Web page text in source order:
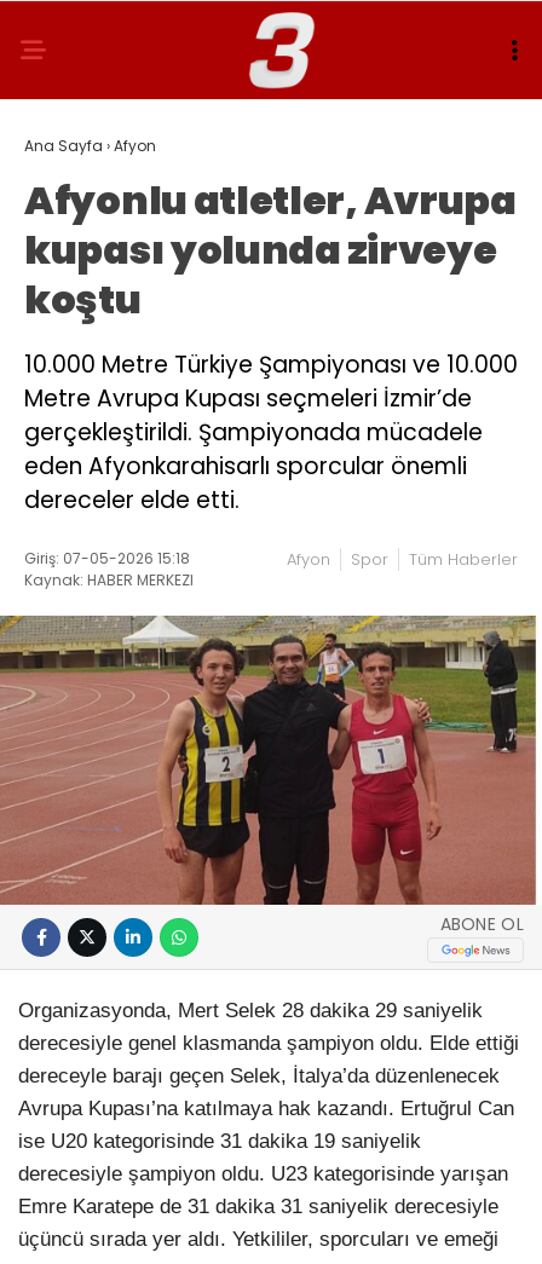
Ana Sayfa ›Afyon
Afyonlu atletler, Avrupa
kupası yolunda zirveye
koştu
10.000 Metre Türkiye Şampiyonası ve 10.000
Metre Avrupa Kupası seçmeleri İzmir’de
gerçekleştirildi. Şampiyonada mücadele
eden Afyonkarahisarlı sporcular önemli
dereceler elde etti.
Giriş: 07-05-2026 15:18
Kaynak: HABER MERKEZI
Afyon Spor Tüm Haberler
ABONE OL
Organizasyonda, Mert Selek 28 dakika 29 saniyelik
derecesiyle genel klasmanda şampiyon oldu. Elde ettiği
dereceyle barajı geçen Selek, İtalya’da düzenlenecek
Avrupa Kupası’na katılmaya hak kazandı. Ertuğrul Can
ise U20 kategorisinde 31 dakika 19 saniyelik
derecesiyle şampiyon oldu. U23 kategorisinde yarışan
Emre Karatepe de 31 dakika 31 saniyelik derecesiyle
üçüncü sırada yer aldı. Yetkililer, sporcuları ve emeği